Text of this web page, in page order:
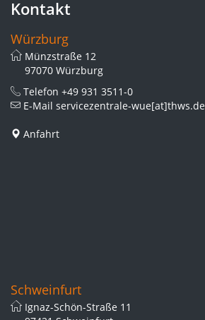
Kontakt
Würzburg
Münzstraße 12
97070 Würzburg
Telefon +49 931 3511-0
E-Mail servicezentrale-wue[at]thws.de
Anfahrt
Schweinfurt
Ignaz-Schön-Straße 11